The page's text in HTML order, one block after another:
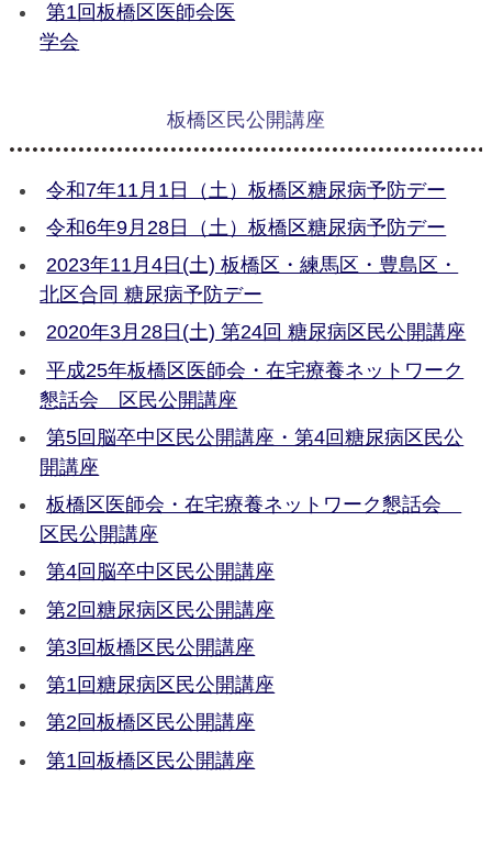
第1回板橋区医師会医
学会
板橋区民公開講座
令和7年11月1日（土）板橋区糖尿病予防デー
令和6年9月28日（土）板橋区糖尿病予防デー
2023年11月4日(土) 板橋区・練馬区・豊島区・
北区合同 糖尿病予防デー
2020年3月28日(土) 第24回 糖尿病区民公開講座
平成25年板橋区医師会・在宅療養ネットワーク
懇話会 区民公開講座
第5回脳卒中区民公開講座・第4回糖尿病区民公
開講座
板橋区医師会・在宅療養ネットワーク懇話会
区民公開講座
第4回脳卒中区民公開講座
第2回糖尿病区民公開講座
第3回板橋区民公開講座
第1回糖尿病区民公開講座
第2回板橋区民公開講座
第1回板橋区民公開講座